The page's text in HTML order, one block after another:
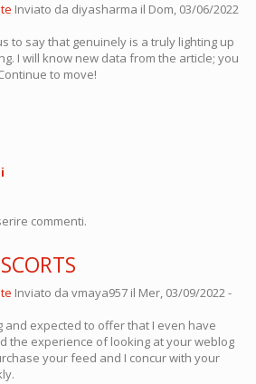
Inviato da diyasharma il Dom, 03/06/2022
to say that genuinely is a truly lighting up
I will know new data from the article; you
to move!
commenti.
Inviato da vmaya957 il Mer, 03/09/2022 -
and expected to offer that I even have
the experience of looking at your weblog
your feed and I concur with your